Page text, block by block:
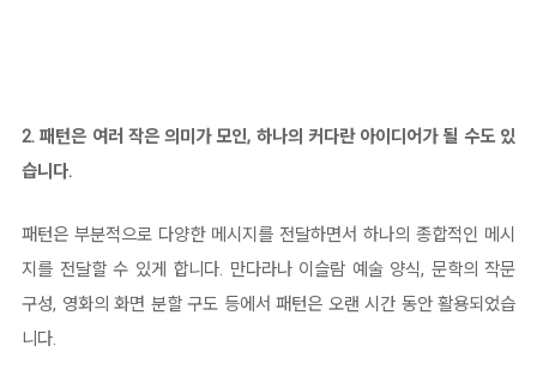
2. 패턴은 여러 작은 의미가 모인, 하나의 커다란 아이디어가 될 수도 있
습니다.
패턴은 부분적으로 다양한 메시지를 전달하면서 하나의 종합적인 메시
지를 전달할 수 있게 합니다. 만다라나 이슬람 예술 양식, 문학의 작문
구성, 영화의 화면 분할 구도 등에서 패턴은 오랜 시간 동안 활용되었습
니다.